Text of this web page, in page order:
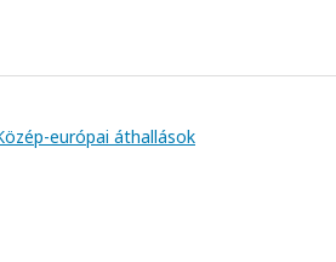
európai áthallások